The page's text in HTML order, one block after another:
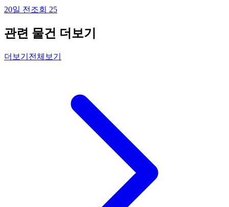
20일 전 조회 25
관련 물건 더보기
더보기 전체보기